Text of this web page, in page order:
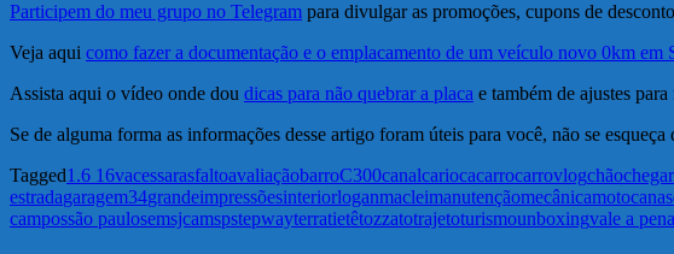
Participem do meu grupo no Telegram para divulgar as promoções, cupons de
Veja aqui como fazer a documentação e o emplacamento de um veículo novo 0km em
Assista aqui o vídeo onde dou dicas para não quebrar a placa e também de ajustes
Se de alguma forma as informações desse artigo foram úteis para você, não se
Tagged1.6 16vacessarasfaltoavaliaçãobarroC300canalcariocacarrocarrovlogchãochegar
estradagaragem34grandeimpressõesinteriorloganmacleimanutençãomecânicamotoca
campossão paulosemsjcamspstepwayterratietêtozzatotrajetoturismounboxingvale a pena